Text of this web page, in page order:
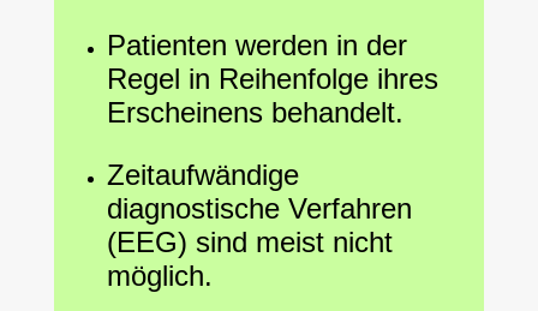
Patienten werden in der
Regel in Reihenfolge ihres
Erscheinens behandelt.
Zeitaufwändige
diagnostische Verfahren
(EEG) sind meist nicht
möglich.